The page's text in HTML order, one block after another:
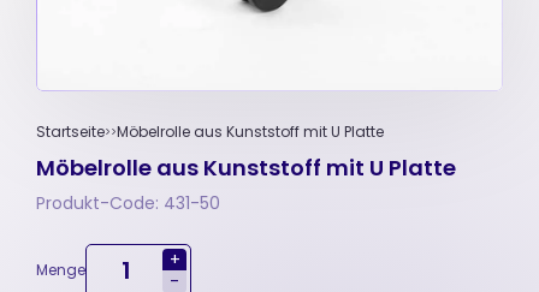
Startseite Möbelrolle aus Kunststoff mit U Platte
Möbelrolle aus Kunststoff mit U Platte
Produkt-Code: 431-50
Menge
+
-